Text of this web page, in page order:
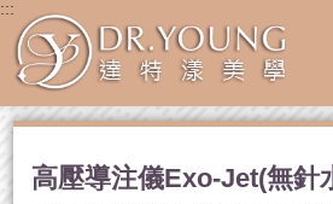
:::
高壓導注儀Exo-Jet(無針